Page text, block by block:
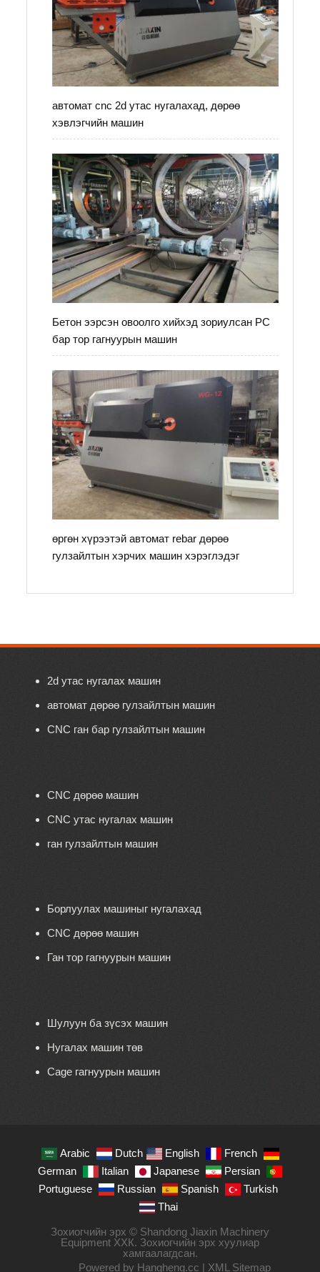
автомат cnc 2d утас нугалахад, дөрөө
хэвлэгчийн машин
Бетон ээрсэн овоолго хийхэд зориулсан PC
бар тор гагнуурын машин
өргөн хүрээтэй автомат rebar дөрөө
гулзайлтын хэрчих машин хэрэглэдэг
2d утас нугалах машин
автомат дөрөө гулзайлтын машин
CNC ган бар гулзайлтын машин
CNC дөрөө машин
CNC утас нугалах машин
ган гулзайлтын машин
Борлуулах машиныг нугалахад
CNC дөрөө машин
Ган тор гагнуурын машин
Шулуун ба зүсэх машин
Нугалах машин төв
Cage гагнуурын машин
Arabic Dutch English
French
German
Italian Japanese
Persian
Portuguese
Russian Spanish
Turkish
Thai
Зохиогчийн эрх © Shandong Jiaxin Machinery
Equipment ХХК. Зохиогчийн эрх хуулиар
хамгаалагдсан.
Powered by Hangheng.cc | XML Sitemap